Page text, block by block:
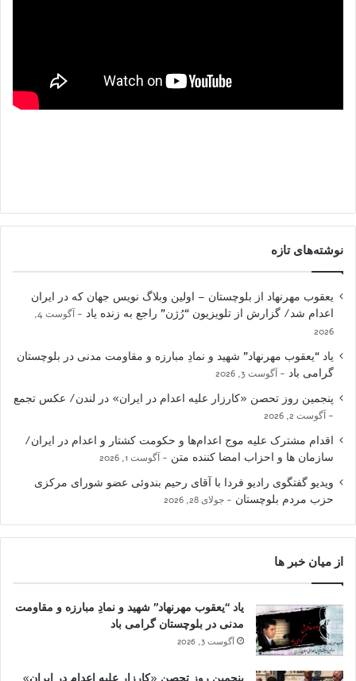
نوشته‌های تازه
یعقوب مهرنهاد از بلوچستان – اولین وبلاگ نویس جهان که در ایران
اعدام شد/ گزارش از تلویزیون “رُژن” راجع به زنده یاد
آگوست 4,
2026
یاد “یعقوب مهرنهاد” شهید و نمادِ مبارزه و مقاومت مدنی در بلوچستان
گرامی باد
آگوست 3, 2026
پنجمین روز تحصن «کارزار علیه اعدام در ایران» در لندن/ عکس تجمع
آگوست 2, 2026
اقدام مشترک علیه موج اعدام‌ها و حکومت کشتار و اعدام در ایران/
سازمان ها و احزاب امضا کننده متن
آگوست 1, 2026
ویدیو گفتگوی رادیو فردا با آقای رحیم بندوئی عضو شورای مرکزی
حزب مردم بلوچستان
جولای 28, 2026
از میان خبر ها
یاد “یعقوب مهرنهاد” شهید و نمادِ مبارزه و مقاومت
مدنی در بلوچستان گرامی باد
آگوست 3, 2026